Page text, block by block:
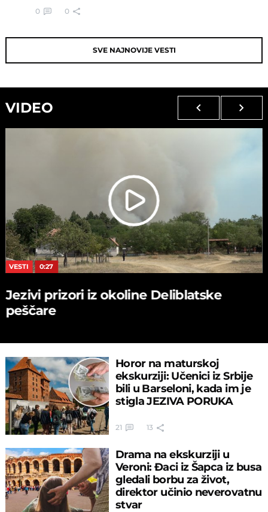
0 0
SVE NAJNOVIJE VESTI
VIDEO
VESTI 0:27
Jezivi prizori iz okoline Deliblatske
peščare
Horor na maturskoj
ekskurziji: Učenici iz Srbije
bili u Barseloni, kada im je
stigla JEZIVA PORUKA
21 13
Drama na ekskurziji u
Veroni: Đaci iz Šapca iz busa
gledali borbu za život,
direktor učinio neverovatnu
stvar